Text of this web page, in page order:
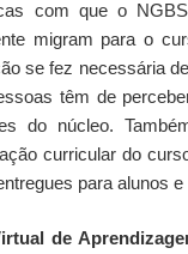
com que o
migram para o
se fez necessária
têm de
do núcleo.
curricular do
para alunos
de